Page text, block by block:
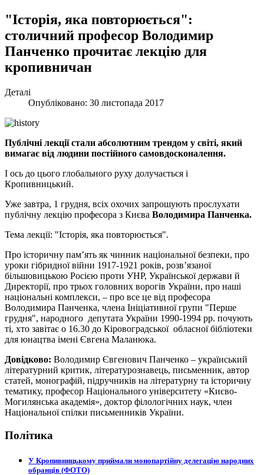
"Історія, яка повторюється":
столичний професор Володимир
Панченко прочитає лекцію для
кропивничан
Деталі
Опубліковано: 30 листопада 2017
Публічні лекції стали абсолютним трендом у світі, який
вимагає від людини постійного самовдосконалення.
І ось до цього глобального руху долучається і
Кропивницький.
Уже завтра, 1 грудня, всіх охочих запрошують прослухати
публічну лекцію професора з Києва Володимира Панченка.
Тема лекції: "Історія, яка повторюється".
Про історичну пам’ять як чинник національної безпеки, про
уроки гібридної війни 1917-1921 років, розв’язаної
більшовицькою Росією проти УНР, Української держави й
Директорії, про трьох головних ворогів України, про наші
національні комплекси, – про все це від професора
Володимира Панченка, члена Ініціативної групи "Перше
грудня", народного депутата України 1990-1994 рр. почують
ті, хто завітає о 16.30 до Кіровоградської обласної бібліотеки
для юнацтва імені Євгена Маланюка.
Довідково: Володимир Євгенович Панченко – український
літературний критик, літературознавець, письменник, автор
статей, монографій, підручників на літературну та історичну
тематику, професор Національного університету «Києво-
Могилянська академія», доктор філологічних наук, член
Національної спілки письменників України.
Політика
У Кропивницькому приймали монопартійну делегацію народних
обранців (ФОТО)